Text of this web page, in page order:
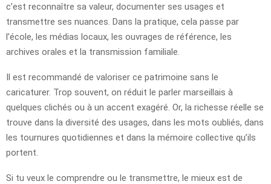
c’est reconnaître sa valeur, documenter ses usages et
transmettre ses nuances. Dans la pratique, cela passe par
l’école, les médias locaux, les ouvrages de référence, les
archives orales et la transmission familiale.
Il est recommandé de valoriser ce patrimoine sans le
caricaturer. Trop souvent, on réduit le parler marseillais à
quelques clichés ou à un accent exagéré. Or, la richesse réelle se
trouve dans la diversité des usages, dans les mots oubliés, dans
les tournures quotidiennes et dans la mémoire collective qu’ils
portent.
Si tu veux le comprendre ou le transmettre, le mieux est de